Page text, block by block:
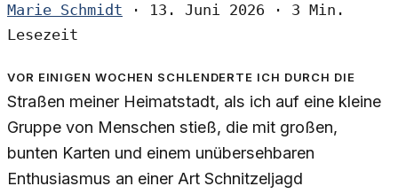
Marie Schmidt · 13. Juni 2026 · 3 Min.
Lesezeit
Vor einigen Wochen schlenderte ich durch die
Straßen meiner Heimatstadt, als ich auf eine kleine
Gruppe von Menschen stieß, die mit großen,
bunten Karten und einem unübersehbaren
Enthusiasmus an einer Art Schnitzeljagd